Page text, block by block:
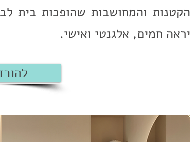
הקטנות והמחושבות שהופכות בית
יראה חמים, אלגנטי ואישי.